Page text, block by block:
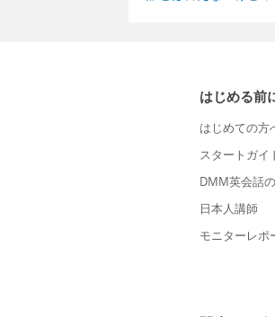
はじめる前
はじめての方
スタートガイ
DMM英会話
日本人講師
モニターレポ